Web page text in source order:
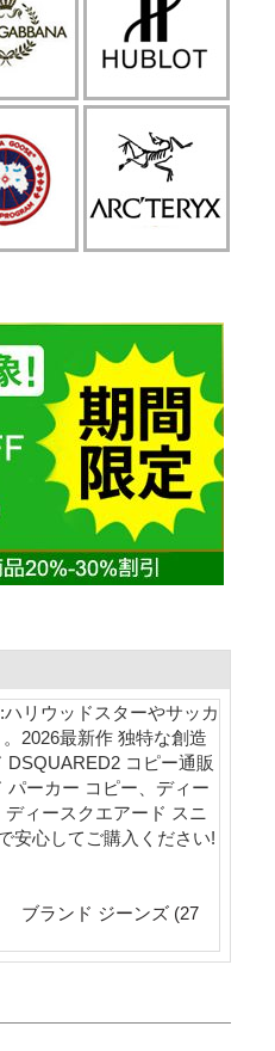
リウッドスターやサッカ
2026最新作 独特な創造
コピー通販
ーカー コピー、ディー
ィースクエアード スニ
安心してご購入ください!
ブランド ジーンズ (27